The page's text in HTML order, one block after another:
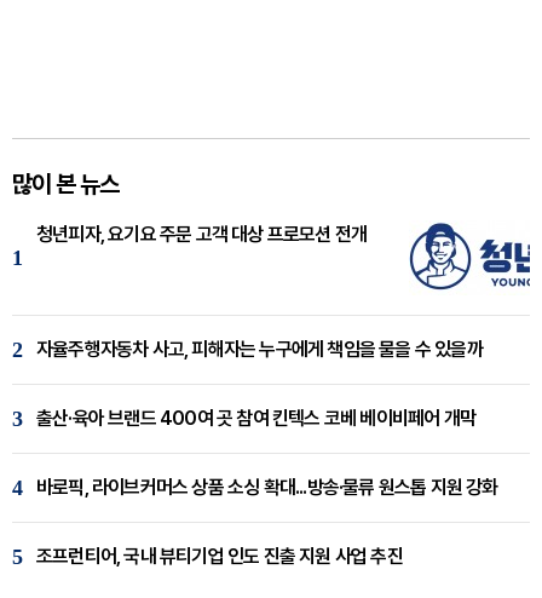
많이 본 뉴스
1
청년피자, 요기요 주문 고객 대상 프로모션 전개
2 자율주행자동차 사고, 피해자는 누구에게 책임을 물을 수 있을까
3 출산·육아 브랜드 400여 곳 참여 킨텍스 코베 베이비페어 개막
4 바로픽, 라이브커머스 상품 소싱 확대...방송·물류 원스톱 지원 강화
5 조프런티어, 국내 뷰티기업 인도 진출 지원 사업 추진